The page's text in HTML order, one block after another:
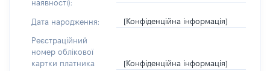
наявності):
Дата народження: [Конфіденційна інформація]
Реєстраційний
номер облікової
картки платника
[Конфіденційна інформація]